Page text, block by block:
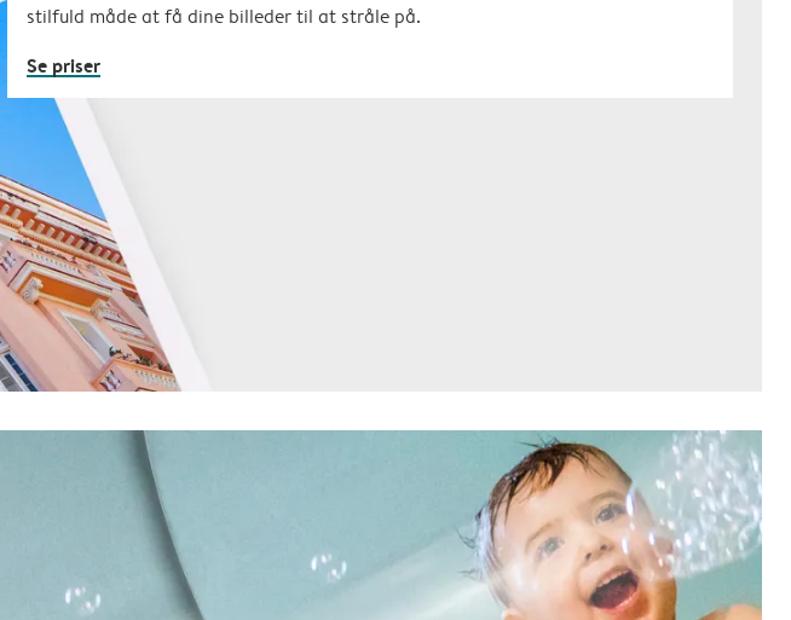
stilfuld måde at få dine billeder til at stråle på.
Se priser